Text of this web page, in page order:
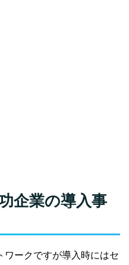
企業の導入事
ークですが導入時にはセ